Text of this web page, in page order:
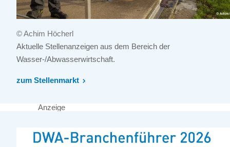
© Achim Höcherl
Aktuelle Stellenanzeigen aus dem Bereich der
Wasser-/Abwasserwirtschaft.
zum Stellenmarkt
Anzeige